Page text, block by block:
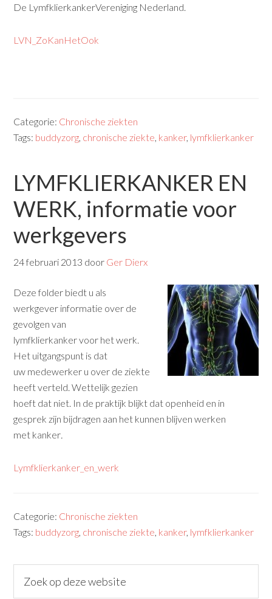
De LymfklierkankerVereniging Nederland.
LVN_ZoKanHetOok
Categorie: Chronische ziekten
Tags: buddyzorg, chronische ziekte, kanker, lymfklierkanker
LYMFKLIERKANKER EN
WERK, informatie voor
werkgevers
24 februari 2013 door Ger Dierx
Deze folder biedt u als
werkgever informatie over de
gevolgen van
lymfklierkanker voor het werk.
Het uitgangspunt is dat
uw medewerker u over de ziekte
heeft verteld. Wettelijk gezien
hoeft dat niet. In de praktijk blijkt dat openheid en in
gesprek zijn bijdragen aan het kunnen blijven werken
met kanker.
Lymfklierkanker_en_werk
Categorie: Chronische ziekten
Tags: buddyzorg, chronische ziekte, kanker, lymfklierkanker